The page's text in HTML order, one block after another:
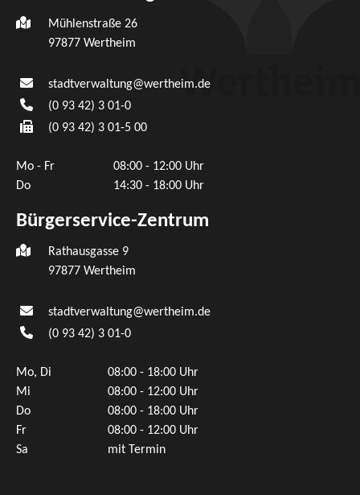
Mühlenstraße 26
97877 Wertheim
stadtverwaltung@wertheim.de
(0 93 42) 3 01-0
(0 93 42) 3 01-5 00
Mo - Fr
08:00 - 12:00 Uhr
Do
14:30 - 18:00 Uhr
Bürgerservice-Zentrum
Rathausgasse 9
97877 Wertheim
stadtverwaltung@wertheim.de
(0 93 42) 3 01-0
Mo, Di
08:00 - 18:00 Uhr
Mi
08:00 - 12:00 Uhr
Do
08:00 - 18:00 Uhr
Fr
08:00 - 12:00 Uhr
Sa
mit Termin